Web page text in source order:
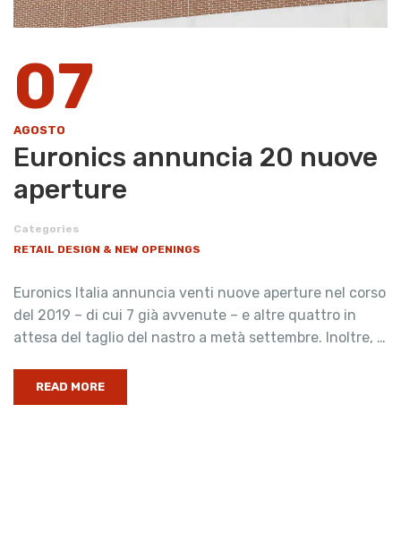
07
AGOSTO
Euronics annuncia 20 nuove
aperture
Categories
RETAIL DESIGN & NEW OPENINGS
Euronics Italia annuncia venti nuove aperture nel corso
del 2019 – di cui 7 già avvenute – e altre quattro in
attesa del taglio del nastro a metà settembre. Inoltre, …
READ MORE